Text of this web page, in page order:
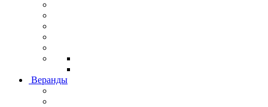
Веранды